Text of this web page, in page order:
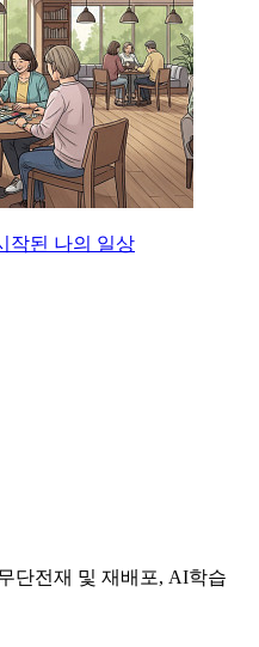
작된 나의 일상
단전재 및 재배포, AI학습